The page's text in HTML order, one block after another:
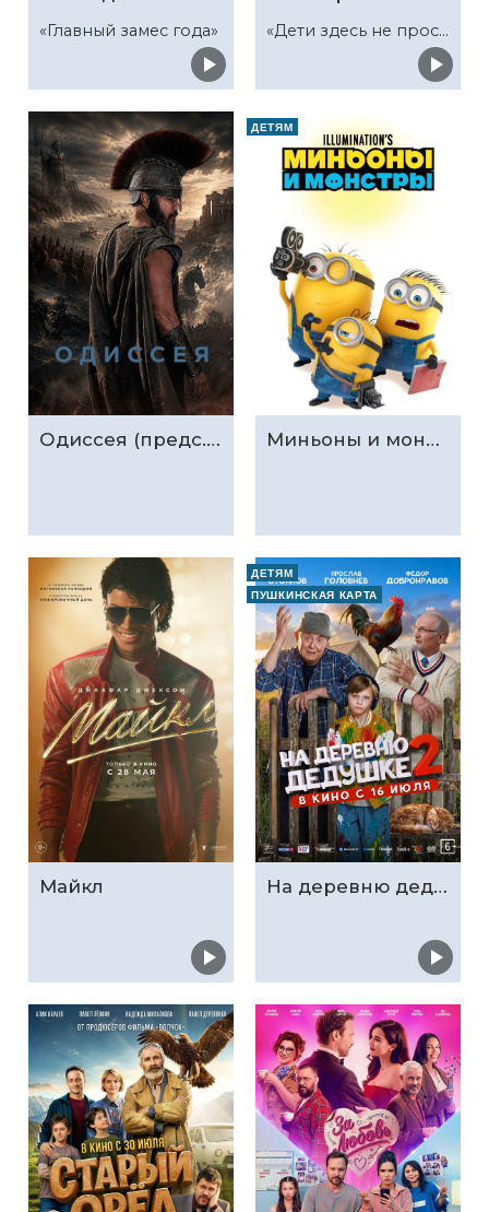
«Главный замес года» «Дети здесь не просто так»
Одиссея (предс.обсл. & Три добрых дела)
ДЕТЯМ
Миньоны и монстры (предс.обсл. & Три добрых дела)
Майкл
ДЕТЯМ
ПУШКИНСКАЯ КАРТА
На деревню дедушке 2